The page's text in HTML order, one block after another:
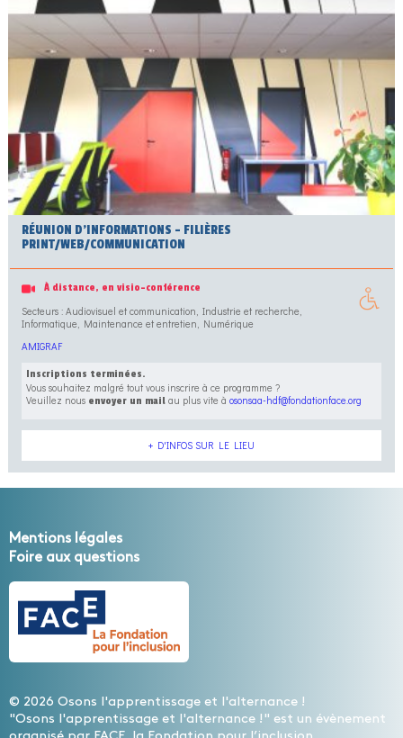
RÉUNION D’INFORMATIONS – FILIÈRES
PRINT/WEB/COMMUNICATION
À distance, en visio-conférence
Secteurs : Audiovisuel et communication, Industrie et recherche,
Informatique, Maintenance et entretien, Numérique
AMIGRAF
Inscriptions terminées.
Vous souhaitez malgré tout vous inscrire à ce programme ?
Veuillez nous envoyer un mailau plus vite à osonsaa-hdf@fondationface.org
+ D'INFOS SUR LE LIEU
Mentions légales
Foire aux questions
© 2026 Osons l'apprentissage et l'alternance !
"Osons l'apprentissage et l'alternance !" est un évènement